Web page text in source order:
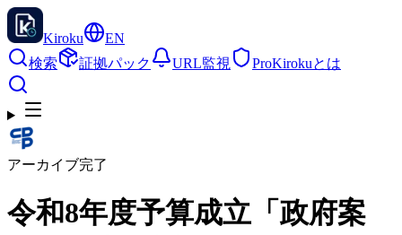
Kiroku
EN
検索
証拠パック URL監視 ProKirokuとは
アーカイブ完了
令和8年度予算成立「政府案